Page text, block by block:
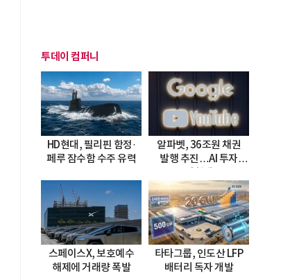
투데이 컴퍼니
HD현대, 필리핀 함정·
페루 잠수함 수주 유력
알파벳, 36조원 채권
발행 추진…AI 투자
스페이스X, 보호예수
해제에 거래량 폭발
타타그룹, 인도산 LFP
배터리 독자 개발